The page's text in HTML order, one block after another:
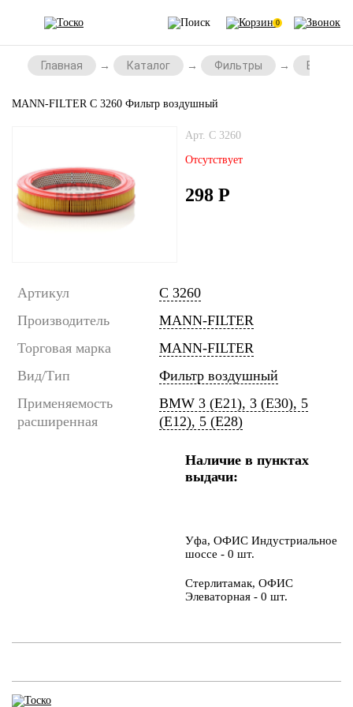
0
Главная Каталог Фильтры
MANN-FILTER C 3260 Фильтр воздушный
Арт. C 3260
Отсутствует
298 Р
Артикул
C 3260
Производитель
MANN-FILTER
Торговая марка
MANN-FILTER
Вид/Тип
Фильтр воздушный
Применяемость
расширенная
BMW 3 (E21), 3 (E30), 5
(E12), 5 (E28)
Наличие в пунктах
выдачи:
Уфа, ОФИС Индустриальное
шоссе - 0 шт.
Стерлитамак, ОФИС
Элеваторная - 0 шт.